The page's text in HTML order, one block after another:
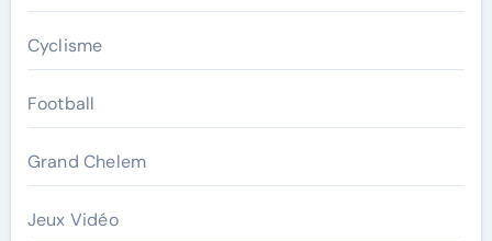
Cyclisme
Football
Grand Chelem
Jeux Vidéo